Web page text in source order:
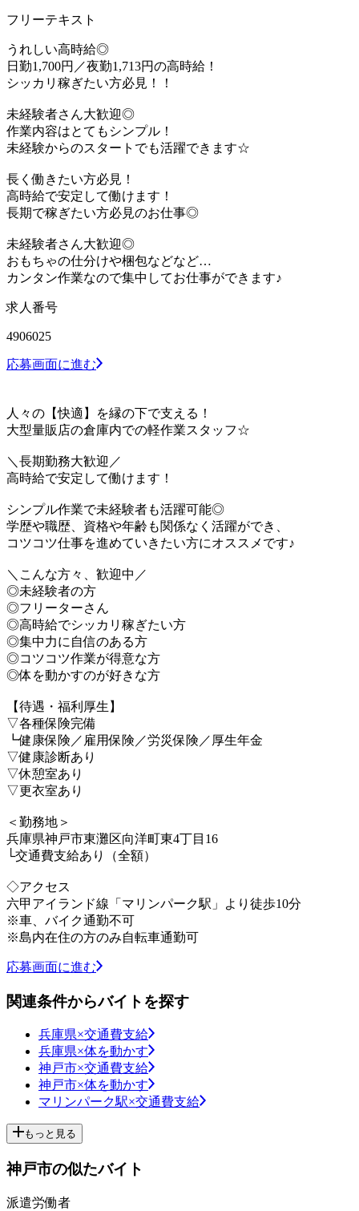
フリーテキスト
うれしい高時給◎
日勤1,700円／夜勤1,713円の高時給！
シッカリ稼ぎたい方必見！！
未経験者さん大歓迎◎
作業内容はとてもシンプル！
未経験からのスタートでも活躍できます☆
長く働きたい方必見！
高時給で安定して働けます！
長期で稼ぎたい方必見のお仕事◎
未経験者さん大歓迎◎
おもちゃの仕分けや梱包などなど…
カンタン作業なので集中してお仕事ができます♪
求人番号
4906025
応募画面に進む
人々の【快適】を縁の下で支える！
大型量販店の倉庫内での軽作業スタッフ☆
＼長期勤務大歓迎／
高時給で安定して働けます！
シンプル作業で未経験者も活躍可能◎
学歴や職歴、資格や年齢も関係なく活躍ができ、
コツコツ仕事を進めていきたい方にオススメです♪
＼こんな方々、歓迎中／
◎未経験者の方
◎フリーターさん
◎高時給でシッカリ稼ぎたい方
◎集中力に自信のある方
◎コツコツ作業が得意な方
◎体を動かすのが好きな方
【待遇・福利厚生】
▽各種保険完備
┗健康保険／雇用保険／労災保険／厚生年金
▽健康診断あり
▽休憩室あり
▽更衣室あり
＜勤務地＞
兵庫県神戸市東灘区向洋町東4丁目16
└交通費支給あり（全額）
◇アクセス
六甲アイランド線「マリンパーク駅」より徒歩10分
※車、バイク通勤不可
※島内在住の方のみ自転車通勤可
応募画面に進む
関連条件からバイトを探す
兵庫県×交通費支給
兵庫県×体を動かす
神戸市×交通費支給
神戸市×体を動かす
マリンパーク駅×交通費支給
もっと見る
神戸市の似たバイト
派遣労働者